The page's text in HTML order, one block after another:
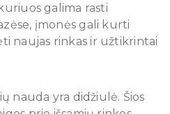
galima rasti
įmonės gali kurti
naujas rinkas ir užtikrintai
nauda yra didžiulė. Šios